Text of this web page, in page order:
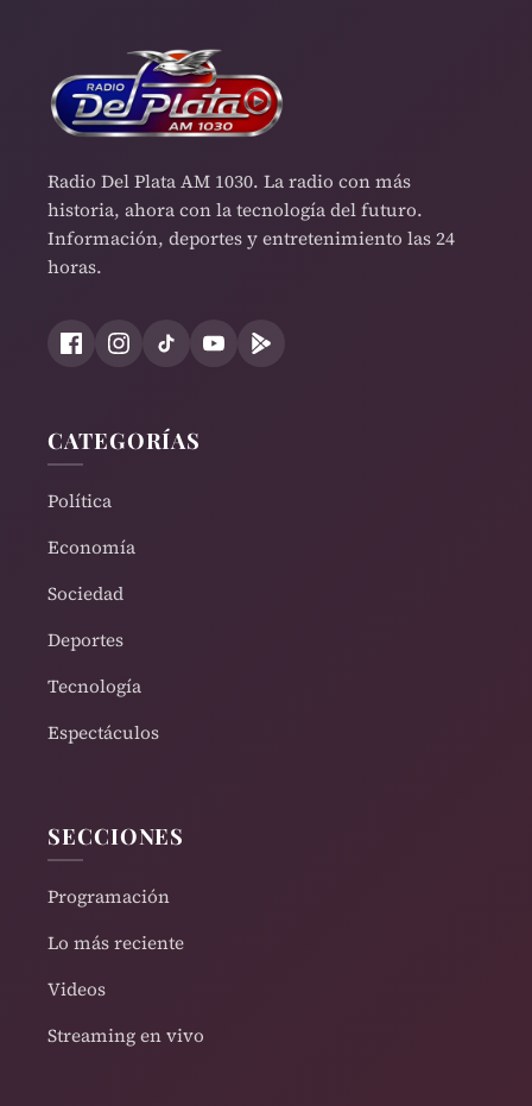
Radio Del Plata AM 1030. La radio con más
historia, ahora con la tecnología del futuro.
Información, deportes y entretenimiento las 24
horas.
CATEGORÍAS
Política
Economía
Sociedad
Deportes
Tecnología
Espectáculos
SECCIONES
Programación
Lo más reciente
Videos
Streaming en vivo